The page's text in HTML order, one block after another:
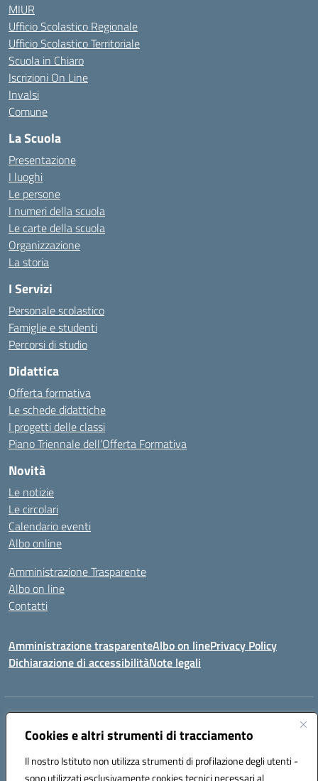
Cookies e altri strumenti di tracciamento
Il nostro Istituto non utilizza strumenti di profilazione degli utenti -
sono utilizzati esclusivamente cookies tecnici necessari al
MIUR
Ufficio Scolastico Regionale
Ufficio Scolastico Territoriale
Scuola in Chiaro
Iscrizioni On Line
Invalsi
Comune
La Scuola
Presentazione
I luoghi
Le persone
I numeri della scuola
Le carte della scuola
Organizzazione
La storia
I Servizi
Personale scolastico
Famiglie e studenti
Percorsi di studio
Didattica
Offerta formativa
Le schede didattiche
I progetti delle classi
Piano Triennale dell’Offerta Formativa
Novità
Le notizie
Le circolari
Calendario eventi
Albo online
Amministrazione Trasparente
Albo on line
Contatti
Amministrazione trasparenteAlbo on linePrivacy Policy
Dichiarazione di accessibilitàNote legali
Indirizzo:
Centralino:078170786 Email:caic875002@istruzione.it
Codice fiscale: 90027700922